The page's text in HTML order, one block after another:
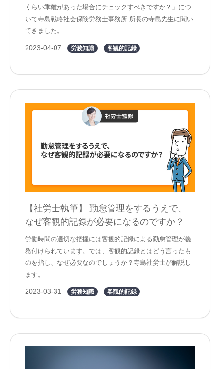
くらい乖離があった場合にチェックすべきですか？」につ
いて寺島戦略社会保険労務士事務所 所長の寺島先生に聞い
てきました。
2023-04-07 労務知識 客観的記録
【社労士執筆】 勤怠管理をするうえで、
なぜ客観的記録が必要になるのですか？
労働時間の適切な把握には客観的記録による勤怠管理が義
務付けられています。では、客観的記録とはどう言ったも
のを指し、なぜ必要なのでしょうか？寺島社労士が解説し
ます。
2023-03-31 労務知識 客観的記録